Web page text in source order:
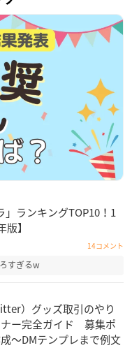
ランキングTOP10！1
】
14コメント
すぎるw
）グッズ取引のやり
ー完全ガイド 募集ポ
〜DMテンプレまで例文